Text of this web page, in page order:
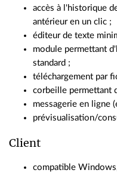
accès à l'historique
antérieur en un clic ;
éditeur de texte
module permettant
standard ;
téléchargement par
corbeille permettant
messagerie en ligne
prévisualisation/
Client
compatible